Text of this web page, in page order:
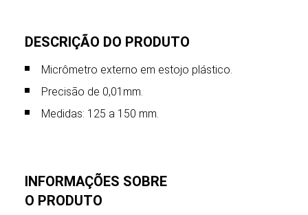
DESCRIÇÃO DO PRODUTO
Micrômetro externo em estojo plástico.
Precisão de 0,01mm.
Medidas: 125 a 150 mm.
INFORMAÇÕES SOBRE
O PRODUTO